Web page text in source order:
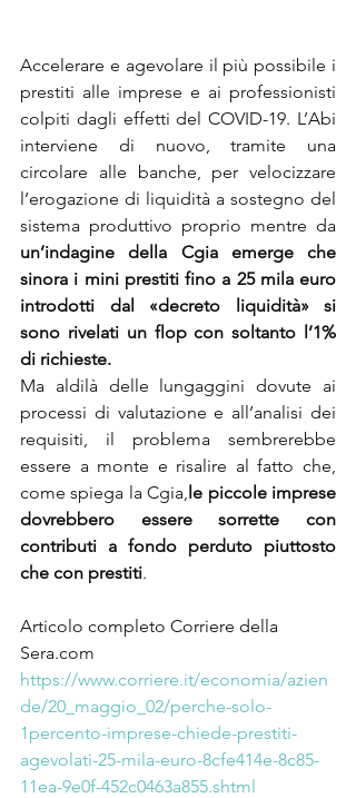
Accelerare e agevolare il più possibile i
prestiti alle imprese e ai professionisti
colpiti dagli effetti del COVID-19. L’Abi
interviene di nuovo, tramite una
circolare alle banche, per velocizzare
l’erogazione di liquidità a sostegno del
un’indagine della Cgia emerge che
sinora i mini prestiti fino a 25 mila euro
introdotti dal «decreto liquidità» si
sono rivelati un flop con soltanto l’1%
di richieste.
Ma aldilà delle lungaggini dovute ai
processi di valutazione e all’analisi dei
requisiti, il problema sembrerebbe
essere a monte e risalire al fatto che,
come spiega la Cgia,le piccole imprese
dovrebbero essere sorrette con
contributi a fondo perduto piuttosto
che con prestiti.
Articolo completo Corriere della
Sera.com
https://www.corriere.it/economia/azien
de/20_maggio_02/perche-solo-
1percento-imprese-chiede-prestiti-
agevolati-25-mila-euro-8cfe414e-8c85-
11ea-9e0f-452c0463a855.shtml